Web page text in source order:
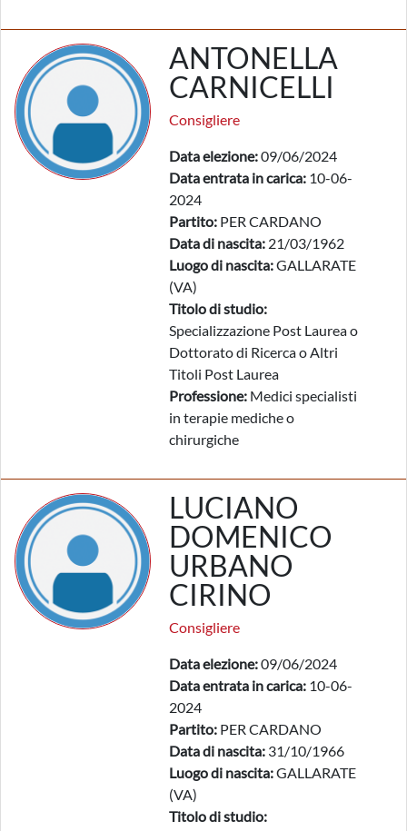
ANTONELLA
CARNICELLI
Consigliere
Data elezione:09/06/2024
Data entrata in carica: 10-06-
2024
Partito: PER CARDANO
Data di nascita: 21/03/1962
Luogo di nascita:GALLARATE
(VA)
Titolo di studio:
Specializzazione Post Laurea o
Dottorato di Ricerca o Altri
Titoli Post Laurea
Professione: Medici specialisti
in terapie mediche o
chirurgiche
LUCIANO
DOMENICO
URBANO
CIRINO
Consigliere
Data elezione:09/06/2024
Data entrata in carica: 10-06-
2024
Partito: PER CARDANO
Data di nascita: 31/10/1966
Luogo di nascita:GALLARATE
(VA)
Titolo di studio: